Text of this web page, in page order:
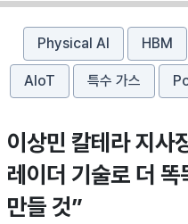
Physical AI HBM
AIoT 특수 가스
이상민 칼테라 지사
레이더 기술로 더 똑
만들 것”